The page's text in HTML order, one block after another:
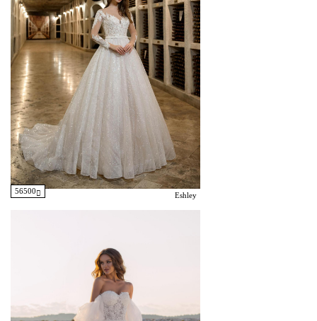
56500 Eshley